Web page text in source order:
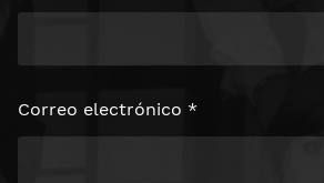
Correo electrónico *